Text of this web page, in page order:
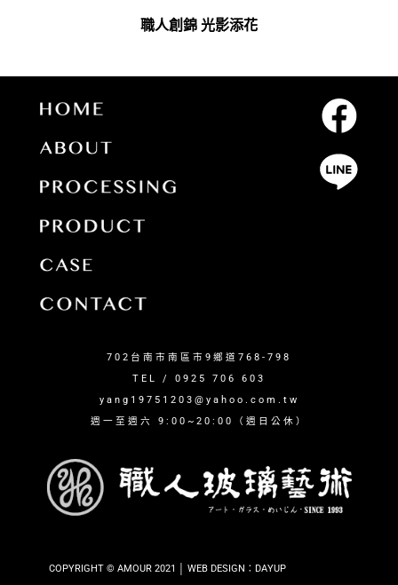
職人創錦 光影添花
702台南市南區市9鄉道768-798
TEL / 0925 706 603
yang19751203@yahoo.com.tw
週一至週六 9:00~20:00（週日公休）
COPYRIGHT © AMOUR 2021 │ WEB DESIGN：DAYUP